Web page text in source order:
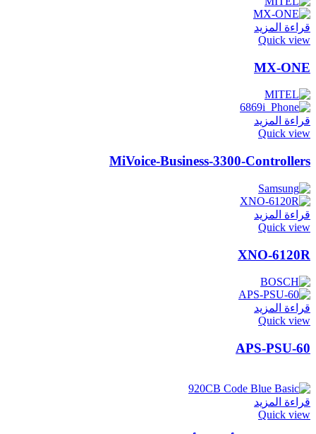
قراءة المزيد
Quick view
MX-ONE
قراءة المزيد
Quick view
MiVoice-Business-3300-Controllers
قراءة المزيد
Quick view
XNO-6120R
قراءة المزيد
Quick view
APS-PSU-60
قراءة المزيد
Quick view